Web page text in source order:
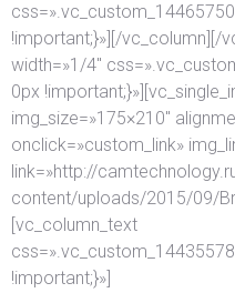
!important;}»][/vc_column][/
width=»1/4″
0px
img_size=»175×210″
onclick=»custom_link»
link=»http://
content/uploads/2015/09/
[vc_column_text
!important;}»]